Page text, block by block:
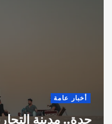
أخبار عامة
جدة.. مدينة